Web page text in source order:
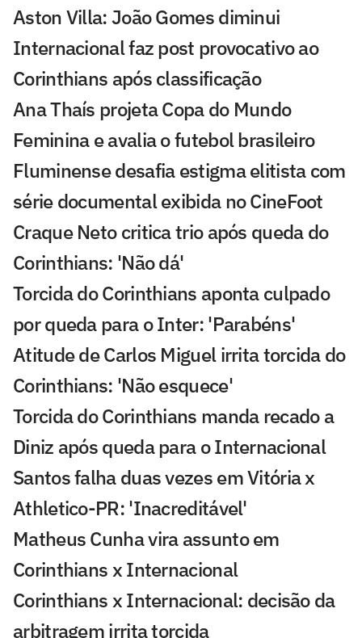
Aston Villa: João Gomes diminui
Internacional faz post provocativo ao
Corinthians após classificação
Ana Thaís projeta Copa do Mundo
Feminina e avalia o futebol brasileiro
Fluminense desafia estigma elitista com
série documental exibida no CineFoot
Craque Neto critica trio após queda do
Corinthians: 'Não dá'
Torcida do Corinthians aponta culpado
por queda para o Inter: 'Parabéns'
Atitude de Carlos Miguel irrita torcida do
Corinthians: 'Não esquece'
Torcida do Corinthians manda recado a
Diniz após queda para o Internacional
Santos falha duas vezes em Vitória x
Athletico-PR: 'Inacreditável'
Matheus Cunha vira assunto em
Corinthians x Internacional
Corinthians x Internacional: decisão da
arbitragem irrita torcida